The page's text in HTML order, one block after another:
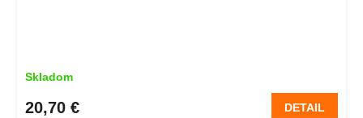
Skladom
20,70 € DETAIL